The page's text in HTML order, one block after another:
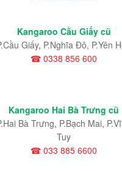
Kangaroo Cầu Giấy cũ
Giấy, P.Nghĩa Đô, P.Yên
☎ 0338 856 600
Kangaroo Hai Bà Trưng cũ
Bà Trưng, P.Bạch Mai,
Tuy
☎ 033 885 6600